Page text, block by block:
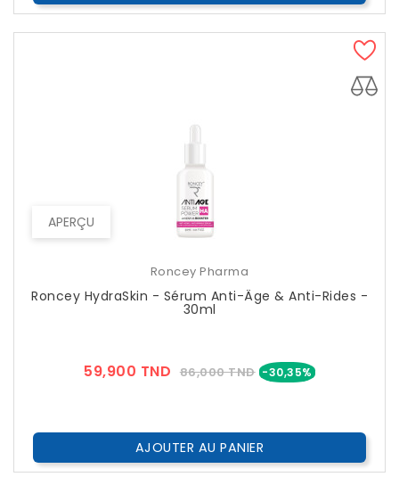
APERÇU
Roncey Pharma
Roncey HydraSkin - Sérum Anti-Âge & Anti-Rides -
30ml
59,900 TND Prix
86,000 TND -30,35% Prix
AJOUTER AU PANIER